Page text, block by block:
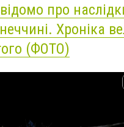
про
Хроніка
(ФОТО)